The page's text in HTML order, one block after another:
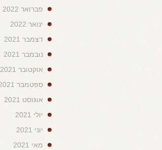
פברואר 2022
ינואר 2022
דצמבר 2021
נובמבר 2021
אוקטובר 2021
ספטמבר 2021
אוגוסט 2021
יולי 2021
יוני 2021
מאי 2021